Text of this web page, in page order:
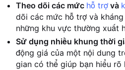
Theo dõi các mức hỗ trợ và
dõi các mức hỗ trợ và
những khu vực thường xuất
Sử dụng nhiều khung thời
động giá của một nội dung
gian có thể giúp bạn hiểu rõ